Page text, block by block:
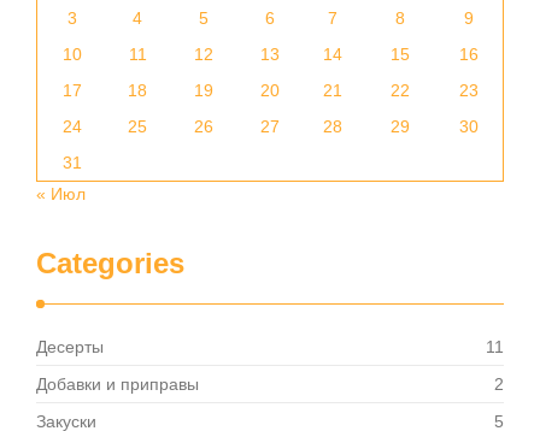
3
4 5 6 7 8
9
10
11 12 13 14 15
16
17
18 19 20 21 22
23
24
25 26 27 28 29
30
31
« Июл
Categories
Десерты
11
Добавки и приправы
2
Закуски
5